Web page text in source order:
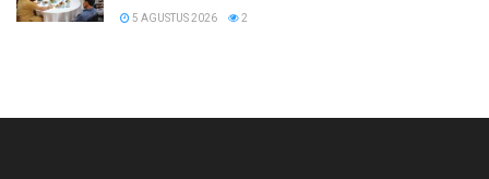
5 AGUSTUS 2026 2